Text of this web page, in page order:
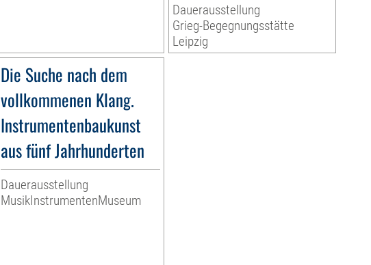
Dauerausstellung
Grieg-Begegnungsstätte
Leipzig
Die Suche nach dem
vollkommenen Klang.
Instrumentenbaukunst
aus fünf Jahrhunderten
Dauerausstellung
MusikInstrumentenMuseum